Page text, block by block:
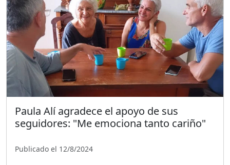
Paula Alí agradece el apoyo de sus
seguidores: "Me emociona tanto cariño"
Publicado el 12/8/2024